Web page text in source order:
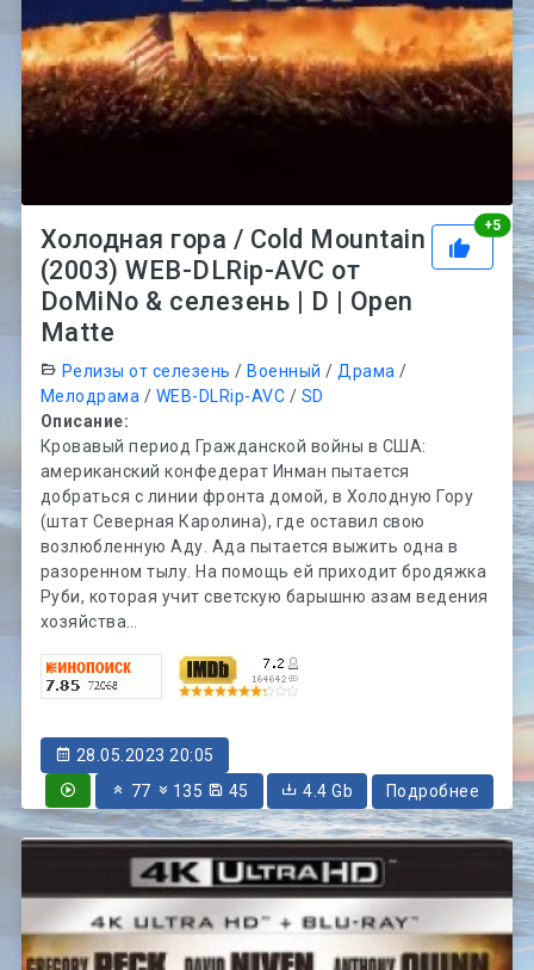
+5
Холодная гора / Cold Mountain
(2003) WEB-DLRip-AVC от
DoMiNo & селезень | D | Open
Matte
Релизы от селезень / Военный / Драма /
Мелодрама / WEB-DLRip-AVC / SD
Описание:
Кровавый период Гражданской войны в США:
американский конфедерат Инман пытается
добраться с линии фронта домой, в Холодную Гору
(штат Северная Каролина), где оставил свою
возлюбленную Аду. Ада пытается выжить одна в
разоренном тылу. На помощь ей приходит бродяжка
Руби, которая учит светскую барышню азам ведения
хозяйства…
28.05.2023 20:05
77
135 45 4.4 Gb Подробнее